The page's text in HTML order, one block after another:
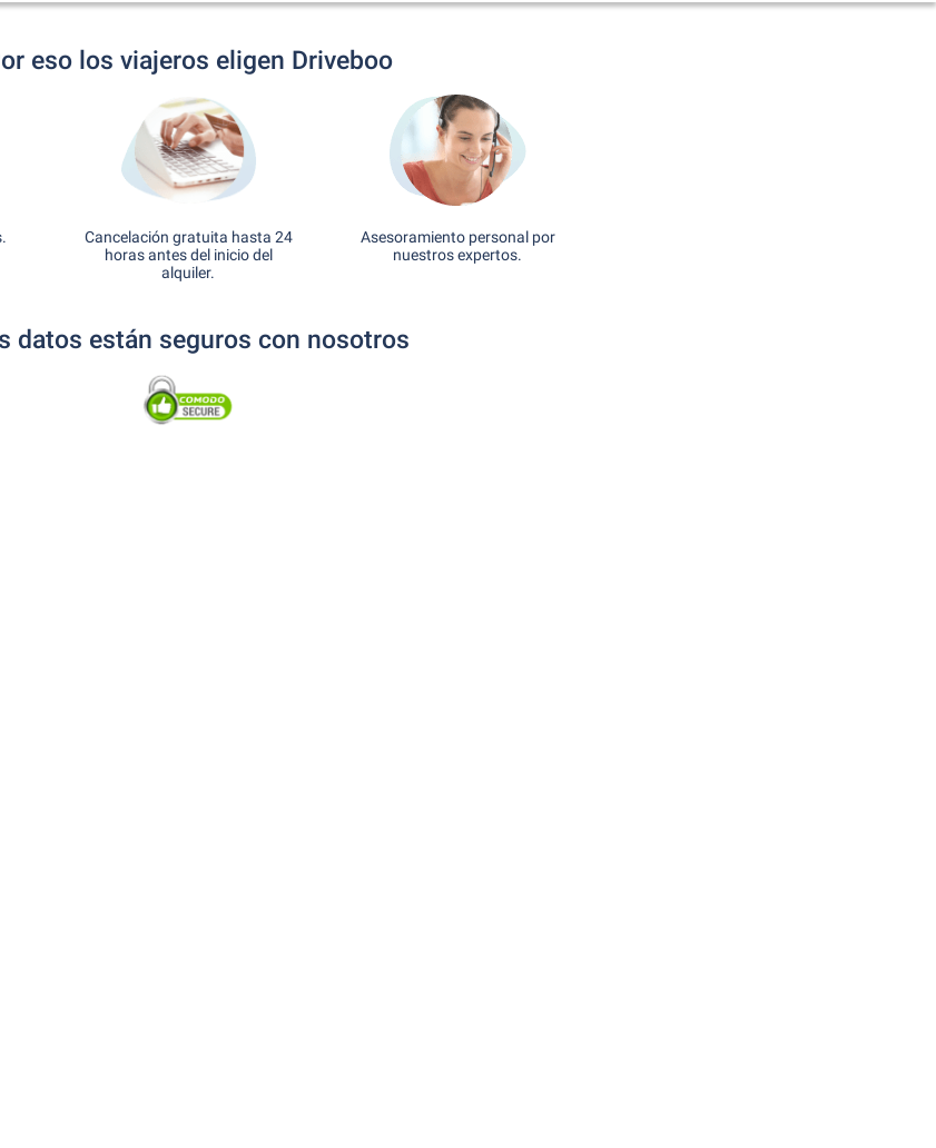
eso los viajeros eligen Driveboo
Cancelación gratuita hasta 24
horas antes del inicio del
alquiler.
Asesoramiento personal por
nuestros expertos.
datos están seguros con nosotros